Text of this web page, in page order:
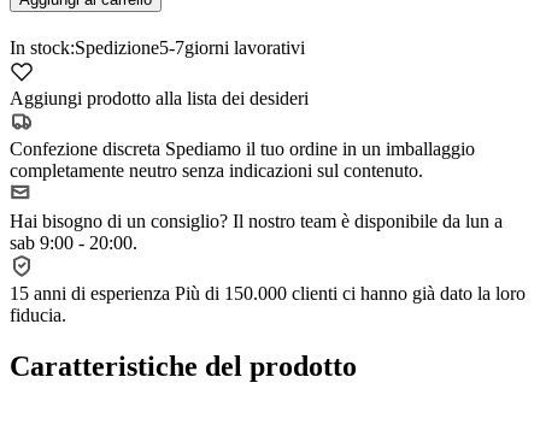
In stock:Spedizione5-7giorni lavorativi
Aggiungi prodotto alla lista dei desideri
Confezione discreta Spediamo il tuo ordine in un imballaggio
completamente neutro senza indicazioni sul contenuto.
Hai bisogno di un consiglio? Il nostro team è disponibile da lun a
sab 9:00 - 20:00.
15 anni di esperienza Più di 150.000 clienti ci hanno già dato la loro
fiducia.
Caratteristiche del prodotto